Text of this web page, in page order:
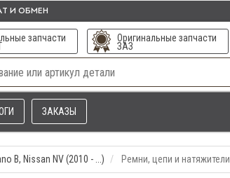
И ОБМЕН
запчасти Оригинальные запчасти
ЗАЗ
ЗАКАЗЫ
B, Nissan NV (2010 - ...) Ремни, цепи и натяжители